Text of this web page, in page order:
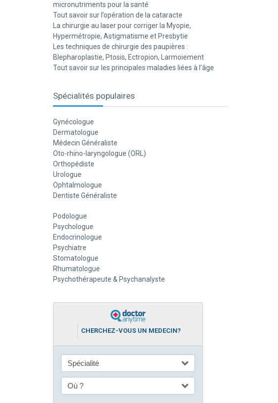
micronutriments pour la santé
Tout savoir sur l’opération de la cataracte
La chirurgie au laser pour corriger la Myopie,
Hypermétropie, Astigmatisme et Presbytie
Les techniques de chirurgie des paupières :
Blepharoplastie, Ptosis, Ectropion, Larmoiement
Tout savoir sur les principales maladies liées à l’âge
Spécialités populaires
Gynécologue
Dermatologue
Médecin Généraliste
Oto-rhino-laryngologue (ORL)
Orthopédiste
Urologue
Ophtalmologue
Dentiste Généraliste
Podologue
Psychologue
Endocrinologue
Psychiatre
Stomatologue
Rhumatologue
Psychothérapeute & Psychanalyste
CHERCHEZ-VOUS UN MEDECIN?